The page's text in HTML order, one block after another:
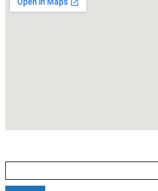
naar: